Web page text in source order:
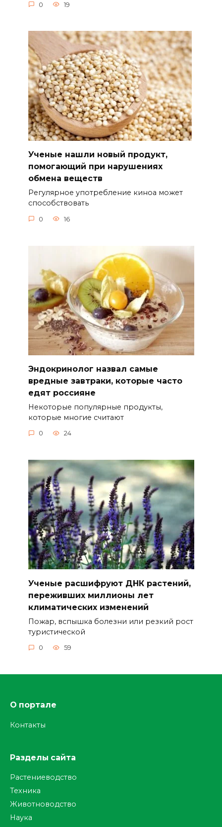
0 19
Ученые нашли новый продукт,
помогающий при нарушениях
обмена веществ
Регулярное употребление киноа может
способствовать
0 16
Эндокринолог назвал самые
вредные завтраки, которые часто
едят россияне
Некоторые популярные продукты,
которые многие считают
0 24
Ученые расшифруют ДНК растений,
переживших миллионы лет
климатических изменений
Пожар, вспышка болезни или резкий рост
туристической
0 59
О портале
Контакты
Разделы сайта
Растениеводство
Техника
Животноводство
Наука